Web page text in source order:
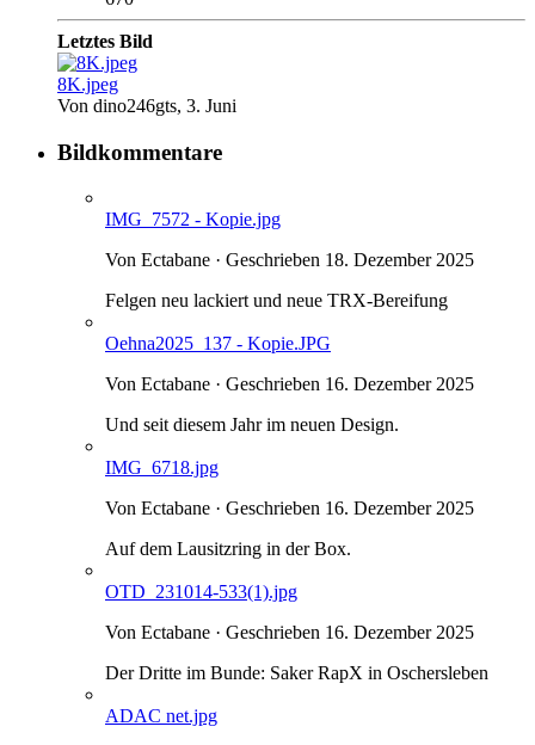
Letztes Bild
8K.jpeg
Von dino246gts, 3. Juni
Bildkommentare
IMG_7572 - Kopie.jpg
Von Ectabane · Geschrieben 18. Dezember 2025
Felgen neu lackiert und neue TRX-Bereifung
Oehna2025_137 - Kopie.JPG
Von Ectabane · Geschrieben 16. Dezember 2025
Und seit diesem Jahr im neuen Design.
IMG_6718.jpg
Von Ectabane · Geschrieben 16. Dezember 2025
Auf dem Lausitzring in der Box.
OTD_231014-533(1).jpg
Von Ectabane · Geschrieben 16. Dezember 2025
Der Dritte im Bunde: Saker RapX in Oschersleben
ADAC net.jpg